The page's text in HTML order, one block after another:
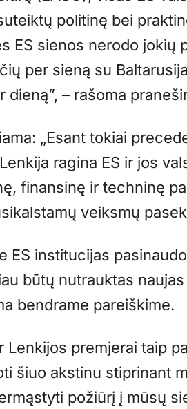
politinę bei
ES sienos nerodo jokių
per sieną su
dieną”, – rašoma
„Esant tokiai
ragina ES ir jos
finansinę ir techninę
veiksmų
ES institucijas
būtų nutrauktas
bendrame pareiškime.
Lenkijos premjerai taip
šiuo akstinu stiprinant
požiūrį į mūsų